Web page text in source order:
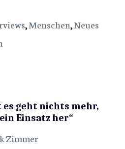
,Menschen,Neues
es geht nichts mehr,
Einsatz her“
Zimmer